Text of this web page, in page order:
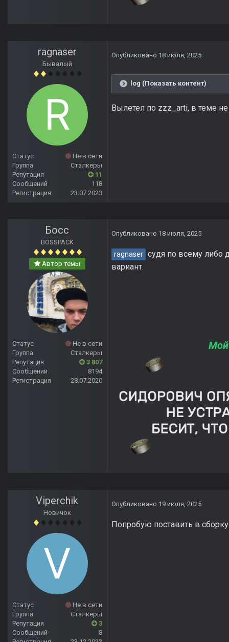
ragnaser
Бывалый
Статус
Не в сети
Группа
Сталкеры
Репутация
11
Сообщений
118
Регистрация
23.07.2023
Опубликовано 18 июля, 2025
log (Показать контент)
Вылетел по zzz_arti, в теме
Босс
BOSSPACK
Автор темы
Статус
Не в сети
Группа
Сталкеры
Репутация
3 807
Сообщений
8194
Регистрация
28.07.2020
Опубликовано 18 июля, 2025
ragnaser судя по всему либо
вариант.
Viperchik
Новичок
Статус
Не в сети
Группа
Сталкеры
Репутация
3
Сообщений
8
Опубликовано 19 июля, 2025
Попробую поставить в